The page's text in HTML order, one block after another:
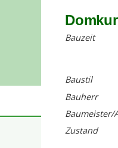
Bauzeit
Baustil
Bauherr
Baumeister/
Zustand